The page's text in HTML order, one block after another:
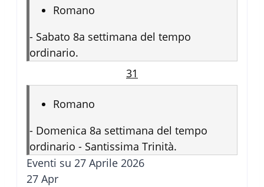
Romano
- Sabato 8a settimana del tempo
ordinario.
31
Romano
- Domenica 8a settimana del tempo
ordinario - Santissima Trinità.
Eventi su 27 Aprile 2026
27 Apr